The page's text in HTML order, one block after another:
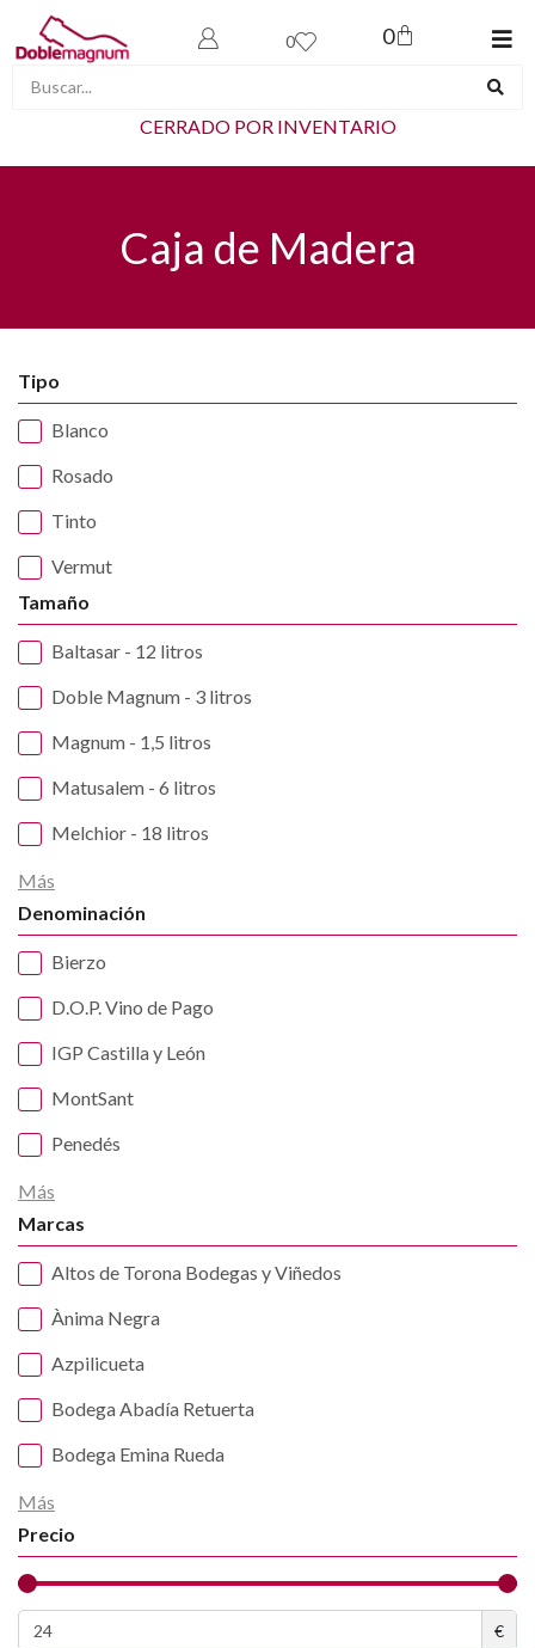
0 0
CERRADO POR INVENTARIO
Caja de Madera
Tipo
Blanco
Rosado
Tinto
Vermut
Tamaño
Baltasar - 12 litros
Doble Magnum - 3 litros
Magnum - 1,5 litros
Matusalem - 6 litros
Melchior - 18 litros
Más
Denominación
Bierzo
D.O.P. Vino de Pago
IGP Castilla y León
MontSant
Penedés
Más
Marcas
Altos de Torona Bodegas y Viñedos
Ànima Negra
Azpilicueta
Bodega Abadía Retuerta
Bodega Emina Rueda
Más
Precio
€